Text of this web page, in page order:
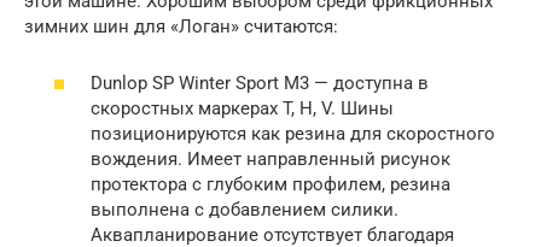
зимних шин для «Логан» считаются:
Dunlop SP Winter Sport M3 — доступна в
скоростных маркерах T, H, V. Шины
позиционируются как резина для скоростного
вождения. Имеет направленный рисунок
протектора с глубоким профилем, резина
выполнена с добавлением силики.
Аквапланирование отсутствует благодаря